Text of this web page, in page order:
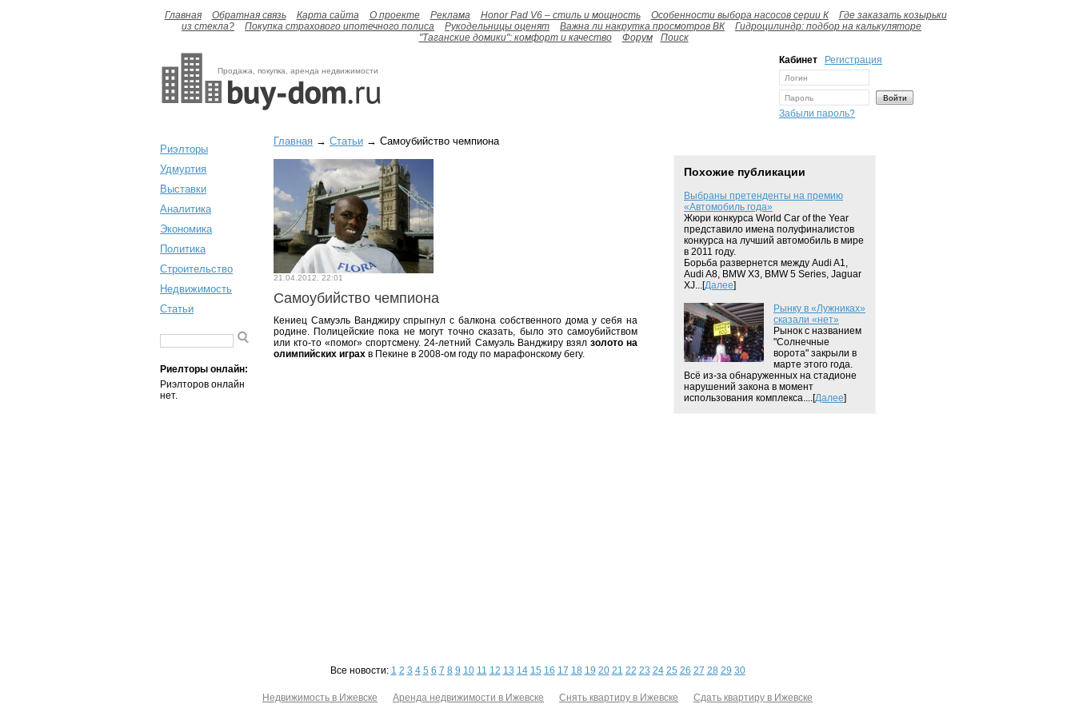
Главная Обратная связь Карта сайта О проекте Реклама Honor Pad V6 – стиль и мощность Особенности выбора насосов серии К
Где заказать козырьки
из стекла?
Покупка страхового ипотечного полиса Рукодельницы оценят Важна ли накрутка просмотров ВК
Гидроцилиндр: подбор на калькуляторе
"Таганские домики": комфорт и качество
Форум Поиск
Продажа, покупка, аренда недвижимости
Кабинет Регистрация
Забыли пароль?
Риэлторы
Удмуртия
Выставки
Аналитика
Экономика
Политика
Строительство
Недвижимость
Статьи
Риелторы онлайн:
Риэлторов онлайн
нет.
Главная → Статьи → Самоубийство чемпиона
21.04.2012, 22:01
Самоубийство чемпиона
Кениец Самуэль Ванджиру спрыгнул с балкона собственного дома у себя на
родине. Полицейские пока не могут точно сказать, было это самоубийством
или кто-то «помог» спортсмену. 24-летний Самуэль Ванджиру взял золото на
олимпийских играх в Пекине в 2008-ом году по марафонскому бегу.
Похожие публикации
Выбраны претенденты на премию
«Автомобиль года»
Жюри конкурса World Car of the Year
представило имена полуфиналистов
конкурса на лучший автомобиль в мире
в 2011 году.
Борьба развернется между Audi A1,
Audi A8, BMW X3, BMW 5 Series, Jaguar
XJ...[Далее]
Рынку в «Лужниках»
сказали «нет»
Рынок с названием
"Солнечные
ворота" закрыли в
марте этого года.
Всё из-за обнаруженных на стадионе
нарушений закона в момент
использования комплекса....[Далее]
Все новости: 1 2 3 4 5 6 7 8 9 10 11 12 13 14 15 16 17 18 19 20 21 22 23 24 25 26 27 28 29 30
Недвижимость в Ижевске Аренда недвижимости в Ижевске Снять квартиру в Ижевске Сдать квартиру в Ижевске